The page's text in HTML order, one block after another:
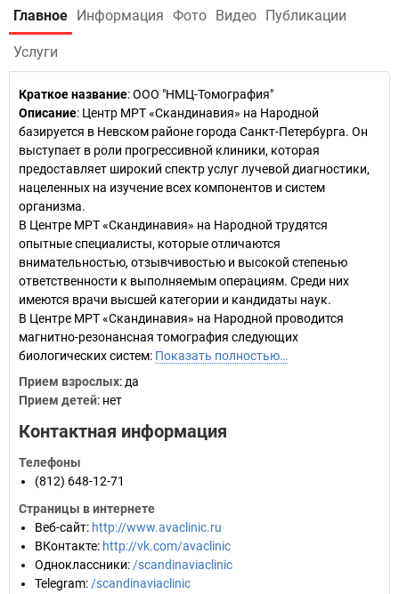
Главное Информация Фото Видео Публикации
Услуги
Краткое название:ООО "НМЦ-Томография"
Описание: Центр МРТ «Скандинавия» на Народной
базируется в Невском районе города Санкт-Петербурга. Он
выступает в роли прогрессивной клиники, которая
предоставляет широкий спектр услуг лучевой диагностики,
нацеленных на изучение всех компонентов и систем
организма.
В Центре МРТ «Скандинавия» на Народной трудятся
опытные специалисты, которые отличаются
внимательностью, отзывчивостью и высокой степенью
ответственности к выполняемым операциям. Среди них
имеются врачи высшей категории и кандидаты наук.
В Центре МРТ «Скандинавия» на Народной проводится
магнитно-резонансная томография следующих
биологических систем: Показать полностью…
Прием взрослых: да
Прием детей: нет
Контактная информация
Телефоны
(812) 648-12-71
Страницы в интернете
Веб-сайт: http://www.avaclinic.ru
ВКонтакте: http://vk.com/avaclinic
Одноклассники: /scandinaviaclinic
Telegram: /scandinaviaclinic